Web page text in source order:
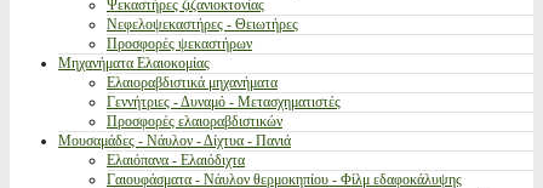
Ψεκαστήρες ζιζανιοκτονίας
Νεφελοψεκαστήρες - Θειωτήρες
Προσφορές ψεκαστήρων
Μηχανήματα Ελαιοκομίας
Ελαιοραβδιστικά μηχανήματα
Γεννήτριες - Δυναμό - Μετασχηματιστές
Προσφορές ελαιοραβδιστικών
Μουσαμάδες - Νάυλον - Δίχτυα - Πανιά
Ελαιόπανα - Ελαιόδιχτα
Γαιουφάσματα - Νάυλον θερμοκηπίου - Φίλμ εδαφοκάλυψης